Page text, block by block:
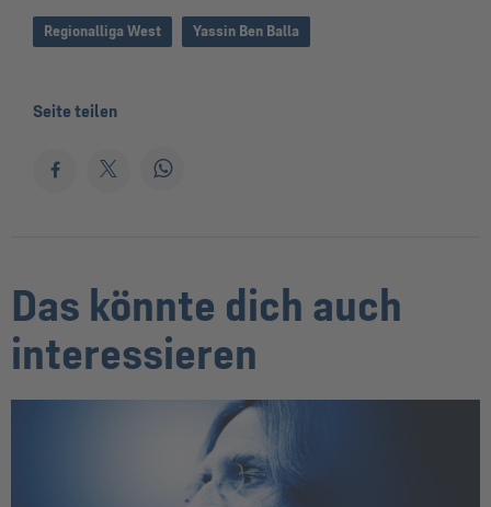
Regionalliga West Yassin Ben Balla
Seite teilen
Das könnte dich auch
interessieren